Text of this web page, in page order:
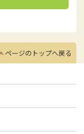
ページのトップへ戻る